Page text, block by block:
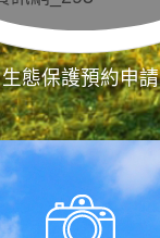
生態保護預約申請